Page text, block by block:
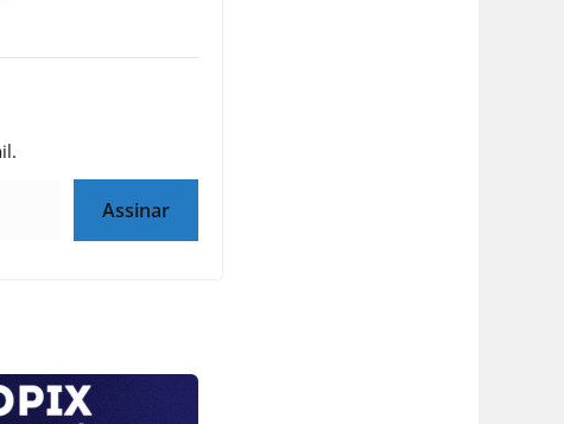
Assinar